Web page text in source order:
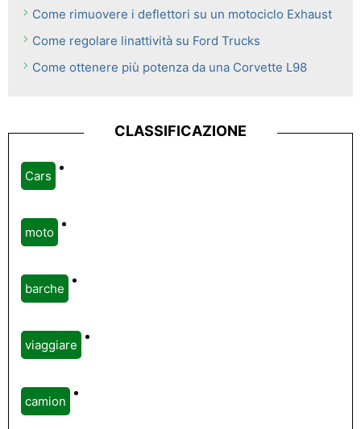
Come rimuovere i deflettori su un motociclo Exhaust
Come regolare linattività su Ford Trucks
Come ottenere più potenza da una Corvette L98
CLASSIFICAZIONE
Cars
moto
barche
viaggiare
camion